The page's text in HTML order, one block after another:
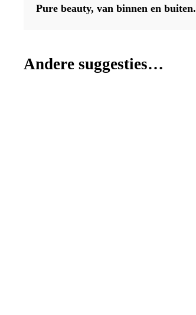
Pure beauty, van binnen en buiten.
Andere suggesties…